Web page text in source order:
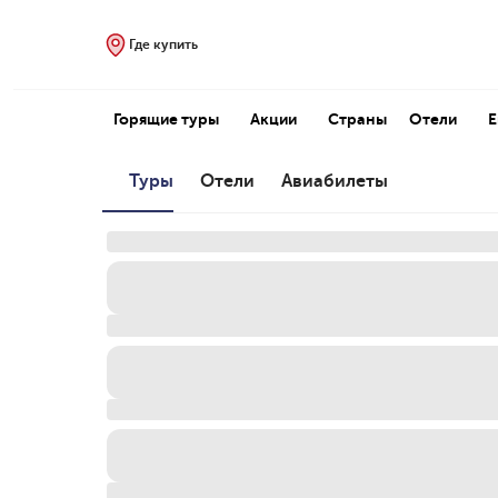
Где купить
Горящие туры Акции Страны Отели
Туры Отели Авиабилеты